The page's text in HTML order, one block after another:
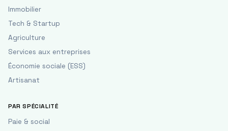
Immobilier
Tech & Startup
Agriculture
Services aux entreprises
Économie sociale (ESS)
Artisanat
PAR SPÉCIALITÉ
Paie & social